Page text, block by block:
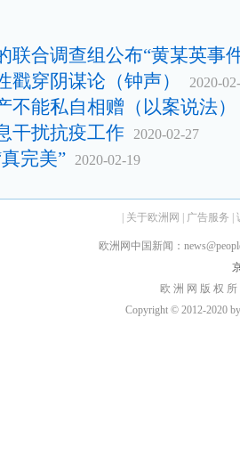
联合调查组公布“黄某英事
戳穿阴谋论（钟声）
2020-
不能私自相赠（以案说法）
干扰抗疫工作 2020-02-27
完美” 2020-02-19
关于欧洲网 广告服务
欧洲网中国新闻：
欧 洲 网 版 权
Copyright © 2012-2020